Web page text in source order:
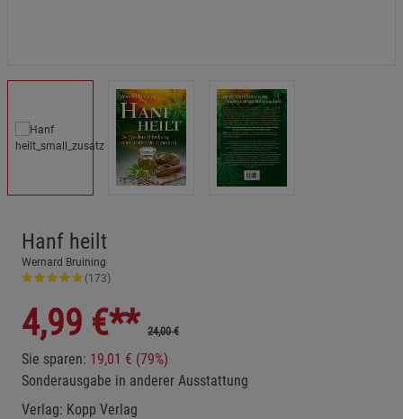
Hanf heilt
Wernard Bruining
(173)
4,99 €** 24,00 €
Sie sparen: 19,01 € (79%)
Sonderausgabe in anderer Ausstattung
Verlag: Kopp Verlag